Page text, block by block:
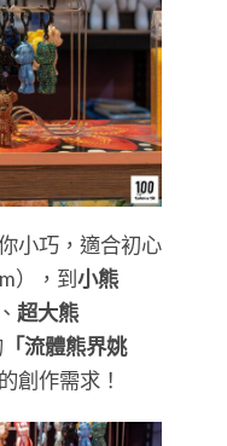
小巧，適合初心
），到小熊
超大熊
「流體熊界姚
創作需求！